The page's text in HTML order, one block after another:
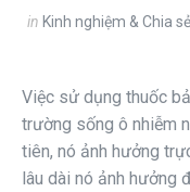
in Kinh nghiệm & Chia sẻ
Việc sử dụng thuốc
trường sống ô nhiễm
tiên, nó ảnh hưởng
lâu dài nó ảnh hưởng